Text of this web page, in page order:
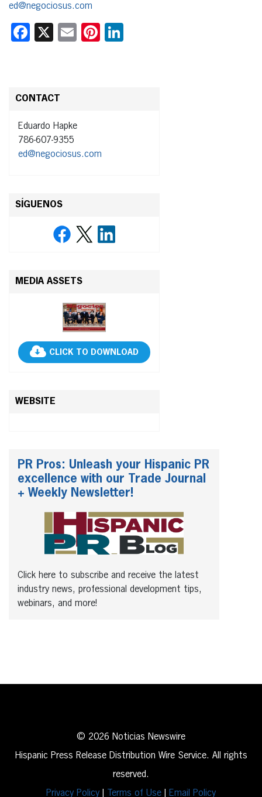
ed@negociosus.com
Facebook
X EmailPinterest
CONTACT
Eduardo Hapke
786-607-9355
ed@negociosus.com
SÍGUENOS
MEDIA ASSETS
CLICK TO DOWNLOAD
WEBSITE
PR Pros: Unleash your Hispanic PR
excellence with our Trade Journal
+ Weekly Newsletter!
Click here to subscribe and receive the latest
industry news, professional development tips,
webinars, and more!
© 2026 Noticias Newswire
Hispanic Press Release Distribution Wire Service. All rights
reserved.
Privacy Policy
Terms of Use Email Policy